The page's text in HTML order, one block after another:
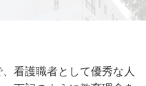
看護職者として優秀な人